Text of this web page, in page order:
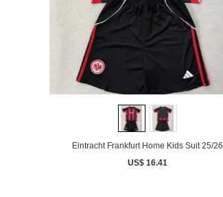
Eintracht Frankfurt Home Kids Suit 25/26
US$ 16.41